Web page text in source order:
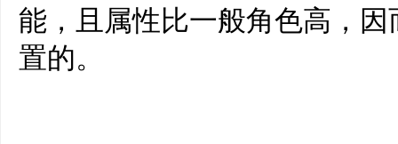
能，且属性比一般角色高，
置的。